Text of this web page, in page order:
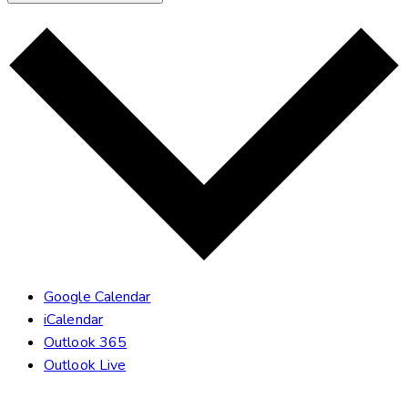
Google Calendar
iCalendar
Outlook 365
Outlook Live